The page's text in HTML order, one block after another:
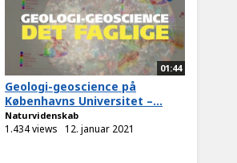
01:44
Geologi-geoscience på
Københavns Universitet –...
Naturvidenskab
1.434 views 12. januar 2021